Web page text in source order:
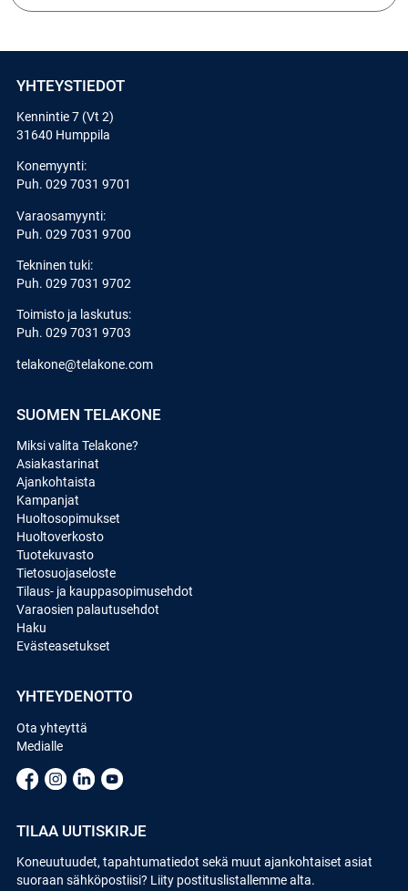
YHTEYSTIEDOT
Kennintie 7 (Vt 2)
31640 Humppila
Konemyynti:
Puh. 029 7031 9701
Varaosamyynti:
Puh. 029 7031 9700
Tekninen tuki:
Puh. 029 7031 9702
Toimisto ja laskutus:
Puh. 029 7031 9703
telakone@telakone.com
SUOMEN TELAKONE
Miksi valita Telakone?
Asiakastarinat
Ajankohtaista
Kampanjat
Huoltosopimukset
Huoltoverkosto
Tuotekuvasto
Tietosuojaseloste
Tilaus- ja kauppasopimusehdot
Varaosien palautusehdot
Haku
Evästeasetukset
YHTEYDENOTTO
Ota yhteyttä
Medialle
TILAA UUTISKIRJE
Koneuutuudet, tapahtumatiedot sekä muut ajankohtaiset asiat
suoraan sähköpostiisi? Liity postituslistallemme alta.